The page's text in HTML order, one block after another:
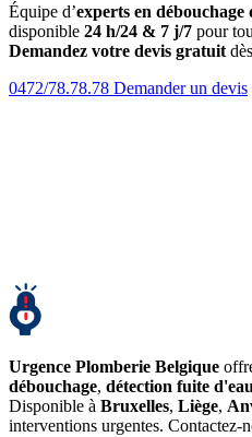
Équipe d’experts en débouchage
disponible 24 h/24 & 7 j/7 pour
Demandez votre devis gratuit
0472/78.78.78 Demander un devis
Urgence Plomberie Belgique
débouchage, détection fuite d'eau
Disponible à Bruxelles, Liège,
interventions urgentes. Contactez-